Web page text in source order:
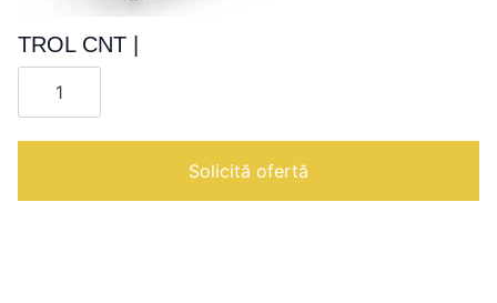
TROL CNT |
Cantitate
TROL
CNT
Solicită ofertă